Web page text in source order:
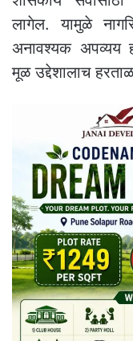
लागेल. यामुळे
अनावश्यक अपव्यय
मूळ उद्देशालाच